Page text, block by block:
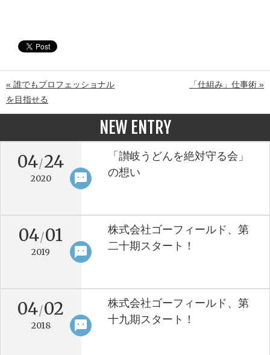
« 誰でもプロフェッショナル
を目指せる
「仕組み」仕事術 »
NEW ENTRY
sms
04/24
2020
「讃岐うどんを絶対守る会」
の想い
keyboard_arrow_right
sms
04/01
2019
株式会社ゴーフィールド、第
二十期スタート！
keyboard_arrow_right
sms
04/02
2018
株式会社ゴーフィールド、第
十九期スタート！
keyboard_arrow_right